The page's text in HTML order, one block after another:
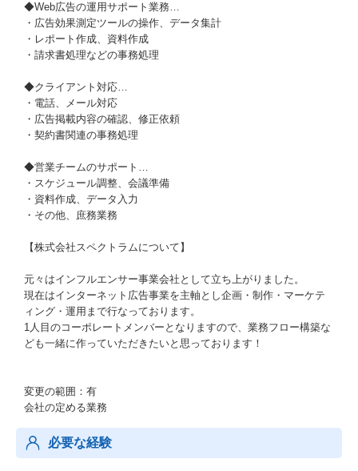
◆Web広告の運用サポート業務…
・広告効果測定ツールの操作、データ集計
・レポート作成、資料作成
・請求書処理などの事務処理
◆クライアント対応…
・電話、メール対応
・広告掲載内容の確認、修正依頼
・契約書関連の事務処理
◆営業チームのサポート…
・スケジュール調整、会議準備
・資料作成、データ入力
・その他、庶務業務
【株式会社スペクトラムについて】
元々はインフルエンサー事業会社として立ち上がりました。
現在はインターネット広告事業を主軸とし企画・制作・マーケテ
ィング・運用まで行なっております。
1人目のコーポレートメンバーとなりますので、業務フロー構築な
ども一緒に作っていただきたいと思っております！
変更の範囲：有
会社の定める業務
必要な経験